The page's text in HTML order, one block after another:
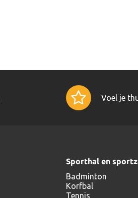
Voel je
Sporthal en
Badminton
Korfbal
Tennis